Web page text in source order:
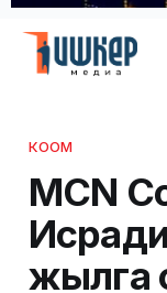
КООМ
MCN
жылга